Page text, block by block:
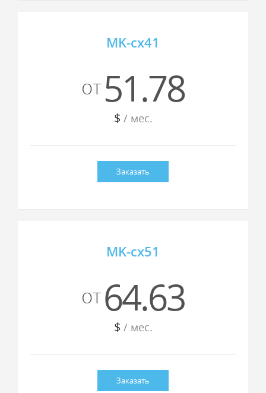
MK-cx41
от51.78
$ / мес.
Заказать
MK-cx51
от64.63
$ / мес.
Заказать